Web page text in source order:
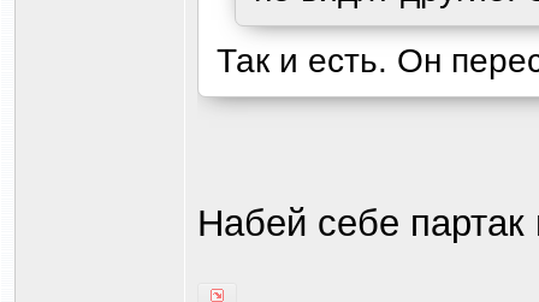
Так и есть. Он
Набей себе